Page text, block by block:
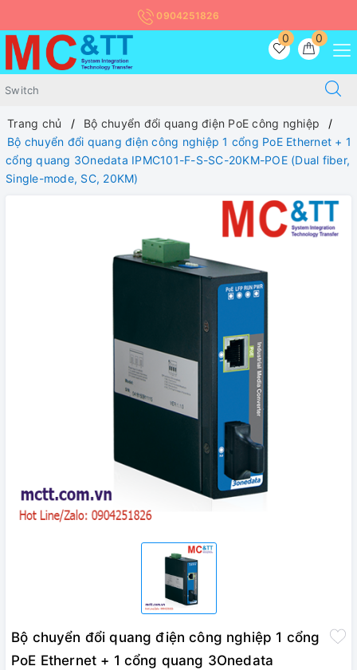
0904251826
0
0
Trang chủ
Bộ chuyển đổi quang điện PoE công nghiệp
Bộ chuyển đổi quang điện công nghiệp 1 cổng PoE Ethernet + 1
cổng quang 3Onedata IPMC101-F-S-SC-20KM-POE (Dual fiber,
Single-mode, SC, 20KM)
Bộ chuyển đổi quang điện công nghiệp 1 cổng
PoE Ethernet + 1 cổng quang 3Onedata